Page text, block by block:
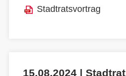
Stadtratsvortrag
15.08.2024 | Stadtrat